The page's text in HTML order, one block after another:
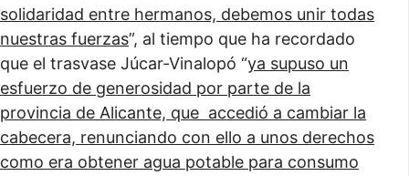
solidaridad entre hermanos, debemos unir todas
nuestras fuerzas”, al tiempo que ha recordado
que el trasvase Júcar-Vinalopó “ya supuso un
esfuerzo de generosidad por parte de la
provincia de Alicante, que accedió a cambiar la
cabecera, renunciando con ello a unos derechos
como era obtener agua potable para consumo